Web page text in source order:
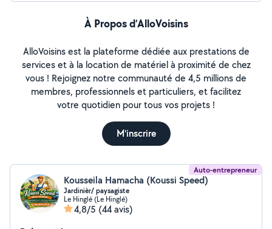
À Propos d’AlloVoisins
AlloVoisins est la plateforme dédiée aux prestations de
services et à la location de matériel à proximité de chez
vous ! Rejoignez notre communauté de 4,5 millions de
membres, professionnels et particuliers, et facilitez
votre quotidien pour tous vos projets !
M'inscrire
Auto-entrepreneur
Kousseila Hamacha (Koussi Speed)
Jardinièr/ paysagiste
Le Hinglé (Le Hinglé)
4,8/5 (44 avis)